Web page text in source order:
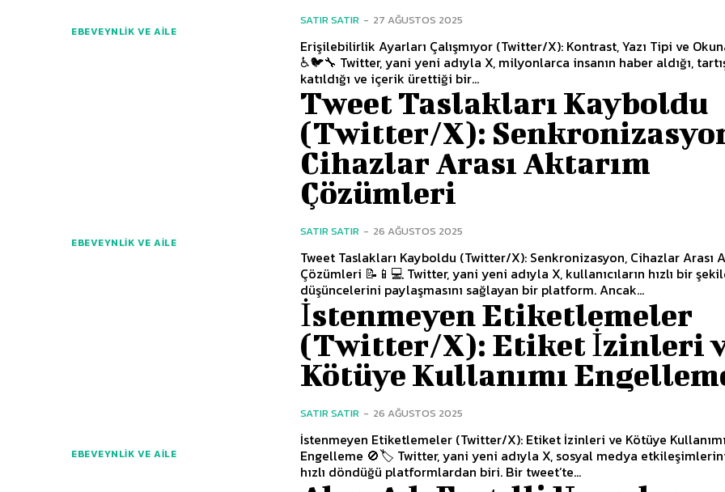
EBEVEYNLIK VE AILE
SATIR SATIR - 27 AĞUSTOS 2025
Erişilebilirlik Ayarları Çalışmıyor (Twitter/X): Kontrast, Yazı Tipi ve
♿🐦🔧 Twitter, yani yeni adıyla X, milyonlarca insanın haber aldığı,
katıldığı ve içerik ürettiği bir...
EBEVEYNLIK VE AILE
Tweet Taslakları Kayboldu
(Twitter/X):
Cihazlar Arası Aktarım
Çözümleri
SATIR SATIR - 26 AĞUSTOS 2025
Tweet Taslakları Kayboldu (Twitter/X): Senkronizasyon, Cihazlar Arası
Çözümleri 📝📱💻 Twitter, yani yeni adıyla X, kullanıcıların hızlı bir
düşüncelerini paylaşmasını sağlayan bir platform. Ancak...
EBEVEYNLIK VE AILE
İstenmeyen Etiketlemeler
(Twitter/X): Etiket İzinleri
Kötüye Kullanımı
SATIR SATIR - 26 AĞUSTOS 2025
İstenmeyen Etiketlemeler (Twitter/X): Etiket İzinleri ve Kötüye Kullanımı
Engelleme 🚫🏷️ Twitter, yani yeni adıyla X, sosyal medya
hızlı döndüğü platformlardan biri. Bir tweet’te...